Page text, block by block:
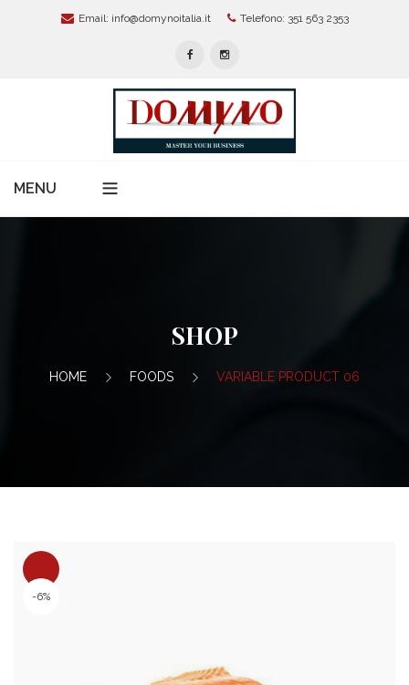
Email: info@domynoitalia.it Telefono: 351 563 2353
MENU
Modelli Organizzativi 231
Protezione Dati Personali:
Gestore Delle Segnalazioni –
Whistleblowing
Whistleblowing
SHOP
HOME FOODS VARIABLE PRODUCT 06
-6%